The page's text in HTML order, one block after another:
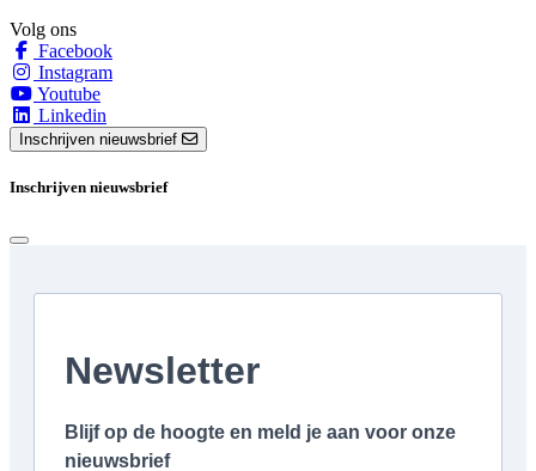
Volg ons
Facebook
Instagram
Youtube
Linkedin
Inschrijven nieuwsbrief
Inschrijven nieuwsbrief